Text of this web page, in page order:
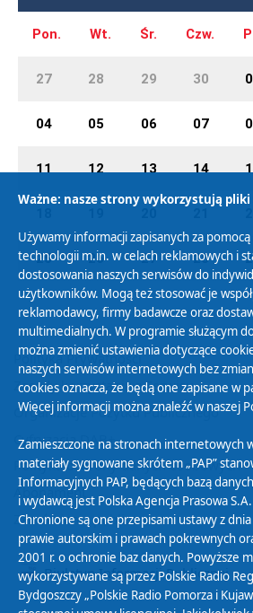
Pon. Wt. Śr. Czw.
27 28 29 30
04 05 06 07
11 12 13 14
25 26 27 28
Polityka Prywatności
Zasady korzystania z Serwisu
Organizacje Pożytku Publicznego
Cyfryzacja DAB+
Polityka ochrony danych osobowych
Abonament
Zamówienia publiczne
Biuletyn Informacji Publicznej
Ważne: nasze strony wykorzystują pliki
Używamy informacji zapisanych za
technologii m.in. w celach reklamowych i
dostosowania naszych serwisów do
użytkowników. Mogą też stosować je
reklamodawcy, firmy badawcze oraz
multimedialnych. W programie służącym
można zmienić ustawienia dotyczące
naszych serwisów internetowych bez
cookies oznacza, że będą one zapisane w
Więcej informacji można znaleźć w naszej
Zamieszczone na stronach internetowych
materiały sygnowane skrótem „PAP”
Informacyjnych PAP, będących bazą
i wydawcą jest Polska Agencja Prasowa
Chronione są one przepisami ustawy z
prawie autorskim i prawach pokrewnych
2001 r. o ochronie baz danych. Powyższe
wykorzystywane są przez Polskie Radio
Bydgoszczy „Polskie Radio Pomorza i